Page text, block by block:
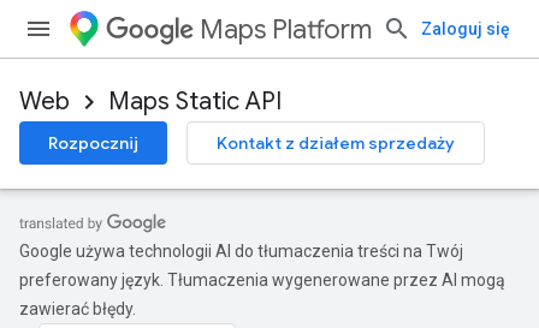
Maps Platform Zaloguj się
Web Maps Static API
Rozpocznij Kontakt z działem sprzedaży
Google używa technologii AI do tłumaczenia treści na Twój
preferowany język. Tłumaczenia wygenerowane przez AI mogą
zawierać błędy.